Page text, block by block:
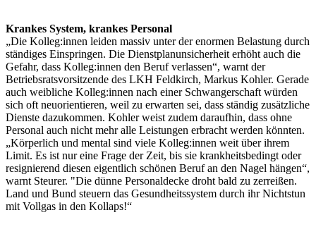
Krankes System, krankes Personal
„Die Kolleg:innen leiden massiv unter der enormen Belastung durch
ständiges Einspringen. Die Dienstplanunsicherheit erhöht auch die
Gefahr, dass Kolleg:innen den Beruf verlassen“, warnt der
Betriebsratsvorsitzende des LKH Feldkirch, Markus Kohler. Gerade
auch weibliche Kolleg:innen nach einer Schwangerschaft würden
sich oft neuorientieren, weil zu erwarten sei, dass ständig zusätzliche
Dienste dazukommen. Kohler weist zudem daraufhin, dass ohne
Personal auch nicht mehr alle Leistungen erbracht werden könnten.
„Körperlich und mental sind viele Kolleg:innen weit über ihrem
Limit. Es ist nur eine Frage der Zeit, bis sie krankheitsbedingt oder
resignierend diesen eigentlich schönen Beruf an den Nagel hängen“,
warnt Steurer. "Die dünne Personaldecke droht bald zu zerreißen.
Land und Bund steuern das Gesundheitssystem durch ihr Nichtstun
mit Vollgas in den Kollaps!“